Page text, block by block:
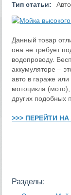
Тип статьи:
Данный товар
она не требует
водопроводу.
аккумуляторе –
авто в гараже
мотоцикла
других подобных
>>> ПЕРЕЙТИ
Разделы: